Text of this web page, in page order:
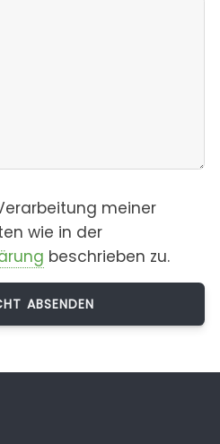
meiner
wie in der
beschrieben zu.